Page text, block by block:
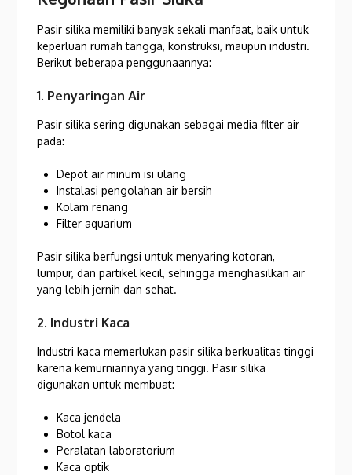
Pasir silika memiliki banyak sekali manfaat, baik untuk
keperluan rumah tangga, konstruksi, maupun industri.
Berikut beberapa penggunaannya:
1. Penyaringan Air
Pasir silika sering digunakan sebagai media filter air
pada:
Depot air minum isi ulang
Instalasi pengolahan air bersih
Kolam renang
Filter aquarium
Pasir silika berfungsi untuk menyaring kotoran,
lumpur, dan partikel kecil, sehingga menghasilkan air
yang lebih jernih dan sehat.
2. Industri Kaca
Industri kaca memerlukan pasir silika berkualitas tinggi
karena kemurniannya yang tinggi. Pasir silika
digunakan untuk membuat:
Kaca jendela
Botol kaca
Peralatan laboratorium
Kaca optik